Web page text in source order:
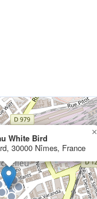
White Bird
30000 Nîmes, France
×